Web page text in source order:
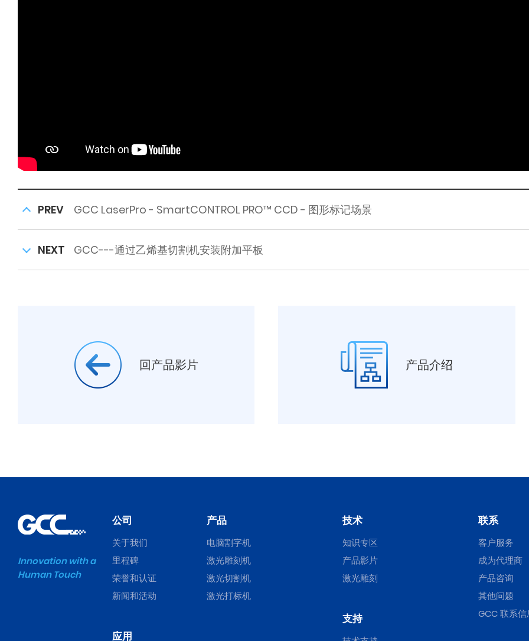
PREV GCC LaserPro - SmartCONTROL PRO™ CCD - 图形标记场景
NEXT GCC---通过乙烯基切割机安装附加平板
回产品影片 产品介绍
Innovation with a
Human Touch
公司
关于我们
里程碑
荣誉和认证
新闻和活动
应用
产品
电脑割字机
激光雕刻机
激光切割机
激光打标机
技术
知识专区
产品影片
激光雕刻
支持
联系
客户服务
成为代理商
产品咨询
其他问题
GCC 联系信